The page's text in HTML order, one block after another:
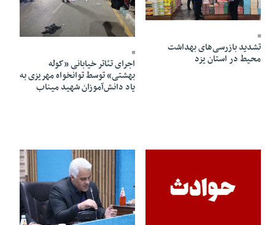
10 Farvardin 1405 - 19:02
تشدید بازرسی‌های بهداشت
محیط در استان یزد
10 Farvardin 1405 - 12:28
اجرای تئاتر خیابانی «کوله
بهشتی» توسط توانخواه مهریزی به
یاد دانش‌آموزان شهید میناب
26 Esfand 1404 - 20:56